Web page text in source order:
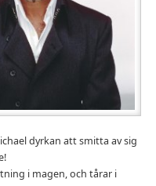
dyrkan att smitta av sig
i magen, och tårar i